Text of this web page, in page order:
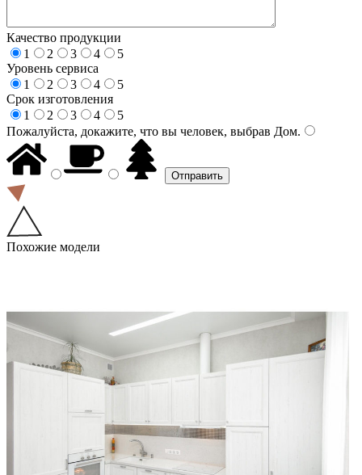
Качество продукции
1
2 3 4
5
Уровень сервиса
1
2 3 4
5
Срок изготовления
1
2 3 4
5
Пожалуйста, докажите, что вы человек, выбрав Дом.
Похожие модели